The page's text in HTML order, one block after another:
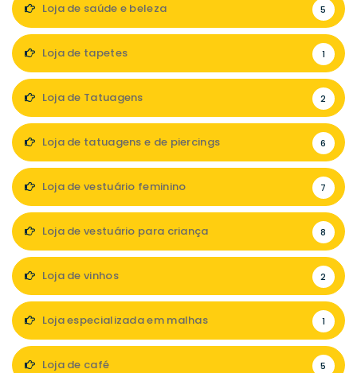
Loja de saúde e beleza 5
Loja de tapetes 1
Loja de Tatuagens 2
Loja de tatuagens e de piercings 6
Loja de vestuário feminino 7
Loja de vestuário para criança 8
Loja de vinhos 2
Loja especializada em malhas 1
Loja de café 5